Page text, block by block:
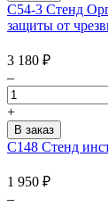
С54-3 Стенд
защиты от
3 180 ₽
–
+
С148 Стенд
1 950 ₽
–